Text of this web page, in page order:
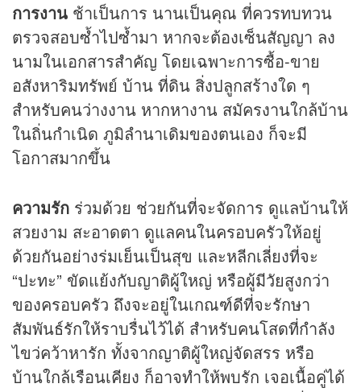
การงาน ช้าเป็นการ นานเป็นคุณ ที่ควรทบทวน
ตรวจสอบซ้ำไปซ้ำมา หากจะต้องเซ็นสัญญา ลง
นามในเอกสารสำคัญ โดยเฉพาะการซื้อ-ขาย
อสังหาริมทรัพย์ บ้าน ที่ดิน สิ่งปลูกสร้างใด ๆ
สำหรับคนว่างงาน หากหางาน สมัครงานใกล้บ้าน
ในถิ่นกำเนิด ภูมิลำนาเดิมของตนเอง ก็จะมี
โอกาสมากขึ้น
ความรัก ร่วมด้วย ช่วยกันที่จะจัดการ ดูแลบ้านให้
สวยงาม สะอาดตา ดูแลคนในครอบครัวให้อยู่
ด้วยกันอย่างร่มเย็นเป็นสุข และหลีกเลี่ยงที่จะ
“ปะทะ” ขัดแย้งกับญาติผู้ใหญ่ หรือผู้มีวัยสูงกว่า
ของครอบครัว ถึงจะอยู่ในเกณฑ์ดีที่จะรักษา
สัมพันธ์รักให้ราบรื่นไว้ได้ สำหรับคนโสดที่กำลัง
ไขว่คว้าหารัก ทั้งจากญาติผู้ใหญ่จัดสรร หรือ
บ้านใกล้เรือนเคียง ก็อาจทำให้พบรัก เจอเนื้อคู่ได้